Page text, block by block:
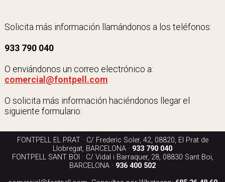
Solicita más información llamándonos a los teléfonos:
933 790 040
O enviándonos un correo electrónico a:
comercial@fontpell.com
O solicita más información haciéndonos llegar el
siguiente formulario:
FONTPELL EL PRAT · C/ Frederic Soler, 42, 08820, El Prat de
Llobregat, BARCELONA · 933 790 040
FONTPELL SANT BOI · C/ Vidal i Barraquer, 28, 08830 Sant Boi,
BARCELONA · 936 400 502